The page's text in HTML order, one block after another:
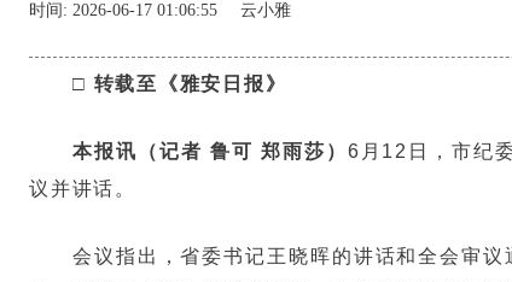
时间: 2026-06-17 01:06:55 云小雅
□ 转载至《雅安日报》
本报讯（记者 鲁可 郑雨莎） 6月12日，市纪
议并讲话。
会议指出，省委书记王晓晖的讲话和全会审